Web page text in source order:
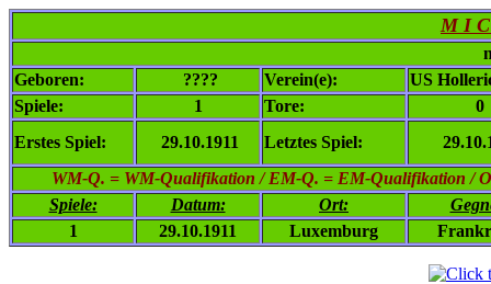
M I
Geboren:
???? Verein(e):
US
Spiele:
1 Tore:
0
Erstes Spiel:
29.10.1911 Letztes Spiel:
WM-Q. = WM-Qualifikation / EM-Q. = EM-Qualifikation /
Spiele:
Datum: Ort:
1
29.10.1911 Luxemburg